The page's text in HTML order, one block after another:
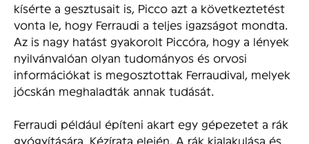
kísérte a gesztusait is, Picco azt a következtetést
vonta le, hogy Ferraudi a teljes igazságot mondta.
Az is nagy hatást gyakorolt Piccóra, hogy a lények
nyilvánvalóan olyan tudományos és orvosi
információkat is megosztottak Ferraudival, melyek
jócskán meghaladták annak tudását.
Ferraudi például építeni akart egy gépezetet a rák
gyógyítására. Kézírata elején, A rák kialakulása és